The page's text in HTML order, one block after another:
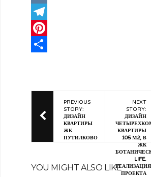
VK
Telegram
Pinterest
PREVIOUS
STORY:
ДИЗАЙН
КВАРТИРЫ
ЖК
ПУТИЛКОВО
NEXT
STORY:
ДИЗАЙН
КВАРТИРЫ
105 М2, В
ЖК
LIFE.
РЕАЛИЗАЦИЯ
ПРОЕКТА
YOU MIGHT ALSO LIKE